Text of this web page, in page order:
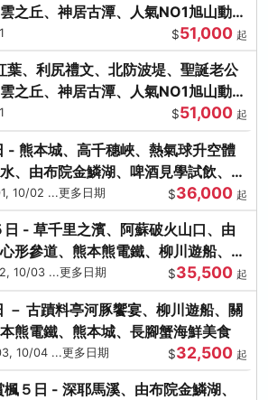
之丘、神居古潭、人氣NO1旭山動物
$51,000 起
、利尻禮文、北防波堤、聖誕老公
之丘、神居古潭、人氣NO1旭山動物
$51,000 起
- 熊本城、高千穗峽、熱氣球升空體
、由布院金鱗湖、啤酒見學試飲、豪
10/02 ...更多日期 $36,000 起
日 - 草千里之濱、阿蘇破火山口、由
形參道、熊本熊電鐵、柳川遊船、地
10/03 ...更多日期 $35,500 起
－ 古蹟料亭河豚饗宴、柳川遊船、關
熊電鐵、熊本城、長腳蟹海鮮美食
10/04 ...更多日期 $32,500 起
５日 - 深耶馬溪、由布院金鱗湖、